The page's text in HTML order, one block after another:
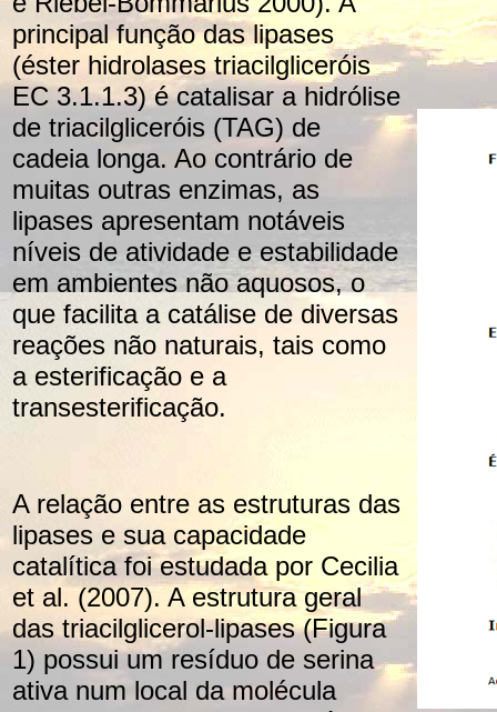
principal função das lipases
(éster hidrolases triacilgliceróis
EC 3.1.1.3) é catalisar a hidrólise
de triacilgliceróis (TAG) de
cadeia longa. Ao contrário de
muitas outras enzimas, as
lipases apresentam notáveis
níveis de atividade e estabilidade
em ambientes não aquosos, o
que facilita a catálise de diversas
reações não naturais, tais como
a esterificação e a
transesterificação.
A relação entre as estruturas das
lipases e sua capacidade
catalítica foi estudada por Cecilia
et al. (2007). A estrutura geral
das triacilglicerol-lipases (Figura
1) possui um resíduo de serina
ativa num local da molécula